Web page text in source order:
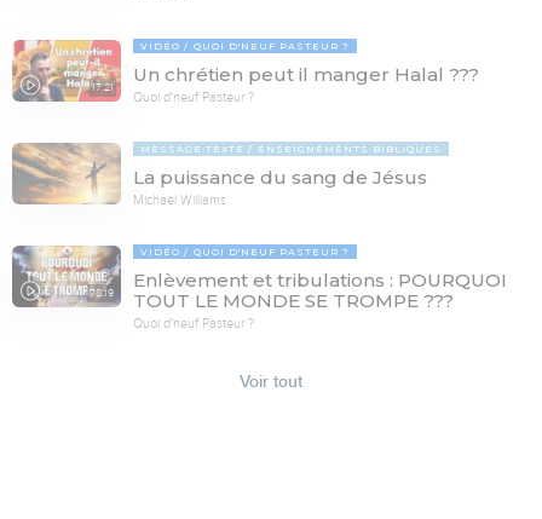
17:21
VIDÉO QUOI D'NEUF PASTEUR ?
Un chrétien peut il manger Halal ???
Quoi d'neuf Pasteur ?
MESSAGE TEXTE ENSEIGNEMENTS BIBLIQUES
La puissance du sang de Jésus
Michaël Williams
78:19
VIDÉO QUOI D'NEUF PASTEUR ?
Enlèvement et tribulations : POURQUOI
TOUT LE MONDE SE TROMPE ???
Quoi d'neuf Pasteur ?
Voir tout